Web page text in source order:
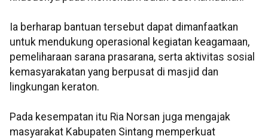
Ia berharap bantuan tersebut dapat dimanfaatkan
untuk mendukung operasional kegiatan keagamaan,
pemeliharaan sarana prasarana, serta aktivitas sosial
kemasyarakatan yang berpusat di masjid dan
lingkungan keraton.
Pada kesempatan itu Ria Norsan juga mengajak
masyarakat Kabupaten Sintang memperkuat